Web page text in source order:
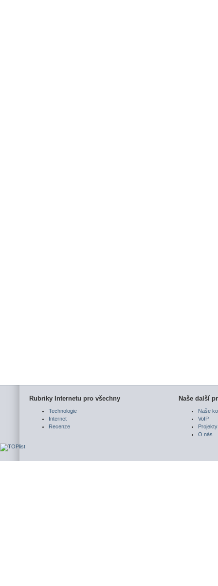
Rubriky Internetu pro všechny
Technologie
Internet
Recenze
Naše další
Naše
VoIP
Projekty
O nás